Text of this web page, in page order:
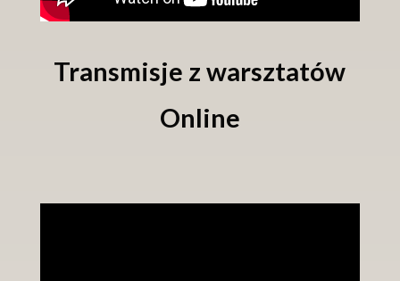
Transmisje z warsztatów
Online